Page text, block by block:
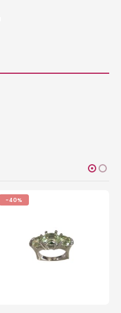
-40%